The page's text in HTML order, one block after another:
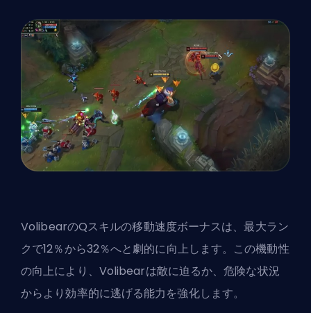
VolibearのQスキルの移動速度ボーナスは、最大ラン
クで12％から32％へと劇的に向上します。この機動性
の向上により、Volibearは敵に迫るか、危険な状況
からより効率的に逃げる能力を強化します。